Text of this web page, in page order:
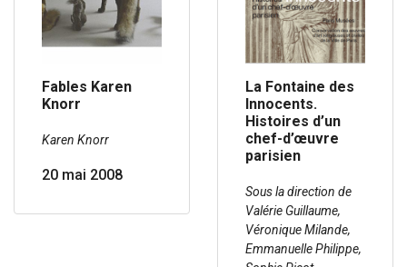
Fables Karen
Knorr
Karen Knorr
20 mai 2008
La Fontaine des
Innocents.
Histoires d’un
chef-d’œuvre
parisien
Sous la direction de
Valérie Guillaume,
Véronique Milande,
Emmanuelle Philippe,